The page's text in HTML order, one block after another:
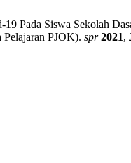
Pada Siswa Sekolah
PJOK). spr 2021,